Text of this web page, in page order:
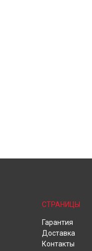
СТРАНИЦЫ
Гарантия
Доставка
Контакты